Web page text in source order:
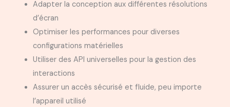
Adapter la conception aux différentes résolutions
d’écran
Optimiser les performances pour diverses
configurations matérielles
Utiliser des API universelles pour la gestion des
interactions
Assurer un accès sécurisé et fluide, peu importe
l’appareil utilisé